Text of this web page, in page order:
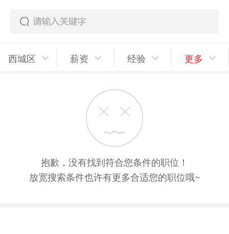
西城区 薪资 经验 更多
抱歉，没有找到符合您条件的职位！
放宽搜索条件也许有更多合适您的职位哦~